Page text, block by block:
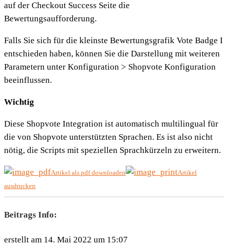
auf der Checkout Success Seite die
Bewertungsaufforderung.
Falls Sie sich für die kleinste Bewertungsgrafik Vote Badge I
entschieden haben, können Sie die Darstellung mit weiteren
Parametern unter Konfiguration > Shopvote Konfiguration
beeinflussen.
Wichtig
Diese Shopvote Integration ist automatisch multilingual für
die von Shopvote unterstützten Sprachen. Es ist also nicht
nötig, die Scripts mit speziellen Sprachkürzeln zu erweitern.
Artikel als pdf downloaden
Artikel
ausdrucken
Beitrags Info:
erstellt am 14. Mai 2022 um 15:07